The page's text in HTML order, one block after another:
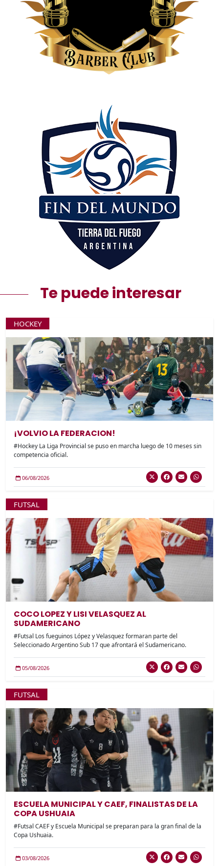
Te puede interesar
HOCKEY
¡VOLVIO LA FEDERACION!
#Hockey La Liga Provincial se puso en marcha luego de 10 meses sin
competencia oficial.
06/08/2026
FUTSAL
COCO LOPEZ Y LISI VELASQUEZ AL
SUDAMERICANO
#Futsal Los fueguinos López y Velasquez formaran parte del
Seleccionado Argentino Sub 17 que afrontará el Sudamericano.
05/08/2026
FUTSAL
ESCUELA MUNICIPAL Y CAEF, FINALISTAS DE LA
COPA USHUAIA
#Futsal CAEF y Escuela Municipal se preparan para la gran final de la
Copa Ushuaia.
03/08/2026